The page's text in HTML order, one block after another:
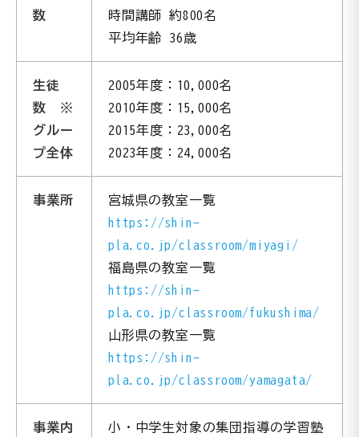
数
時間講師 約800名
平均年齢 36歳
生徒
数 ※
グルー
プ全体
2005年度：10,000名
2010年度：15,000名
2015年度：23,000名
2023年度：24,000名
事業所
宮城県の教室一覧
https://shin-
pla.co.jp/classroom/miyagi/
福島県の教室一覧
https://shin-
pla.co.jp/classroom/fukushima/
山形県の教室一覧
https://shin-
pla.co.jp/classroom/yamagata/
事業内
小・中学生対象の集団指導の学習塾